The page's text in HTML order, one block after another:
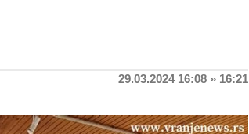
29.03.2024 16:08 » 16:21